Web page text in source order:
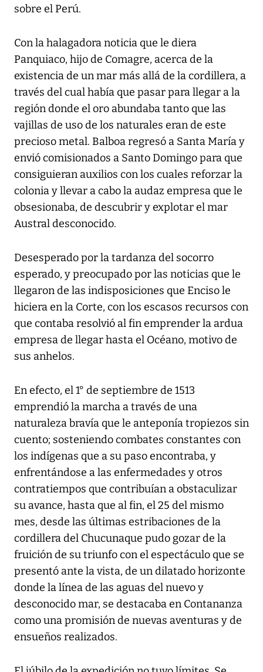
sobre el Perú.
Con la halagadora noticia que le diera
Panquiaco, hijo de Comagre, acerca de la
existencia de un mar más allá de la cordillera, a
través del cual había que pasar para llegar a la
región donde el oro abundaba tanto que las
vajillas de uso de los naturales eran de este
precioso metal. Balboa regresó a Santa María y
envió comisionados a Santo Domingo para que
consiguieran auxilios con los cuales reforzar la
colonia y llevar a cabo la audaz empresa que le
obsesionaba, de descubrir y explotar el mar
Austral desconocido.
Desesperado por la tardanza del socorro
esperado, y preocupado por las noticias que le
llegaron de las indisposiciones que Enciso le
hiciera en la Corte, con los escasos recursos con
que contaba resolvió al fin emprender la ardua
empresa de llegar hasta el Océano, motivo de
sus anhelos.
En efecto, el 1° de septiembre de 1513
emprendió la marcha a través de una
naturaleza bravía que le anteponía tropiezos sin
cuento; sosteniendo combates constantes con
los indígenas que a su paso encontraba, y
enfrentándose a las enfermedades y otros
contratiempos que contribuían a obstaculizar
su avance, hasta que al fin, el 25 del mismo
mes, desde las últimas estribaciones de la
cordillera del Chucunaque pudo gozar de la
fruición de su triunfo con el espectáculo que se
presentó ante la vista, de un dilatado horizonte
donde la línea de las aguas del nuevo y
desconocido mar, se destacaba en Contananza
como una promisión de nuevas aventuras y de
ensueños realizados.